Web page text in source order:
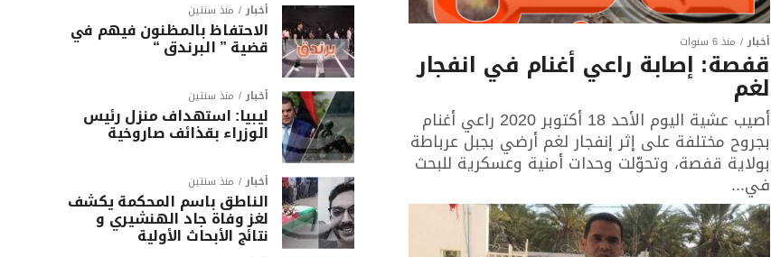
أخبار منذ 6 سنوات
قفصة: إصابة راعي أغنام في انفجار
لغم
أصيب عشية اليوم الأحد 18 أكتوبر 2020 راعي أغنام
بجروح مختلفة على إثر إنفجار لغم أرضي بجبل عرباطة
بولاية قفصة، وتحوّلت وحدات أمنية وعسكرية للبحث
في...
أخبار منذ سنتين
الاحتفاظ بالمظنون فيهم في
قضية ” البرندق “
أخبار منذ سنتين
ليبيا: استهداف منزل رئيس
الوزراء بقذائف صاروخية
أخبار منذ سنتين
الناطق باسم المحكمة يكشف
لغز وفاة جاد الهنشيري و
نتائج الأبحاث الأولية